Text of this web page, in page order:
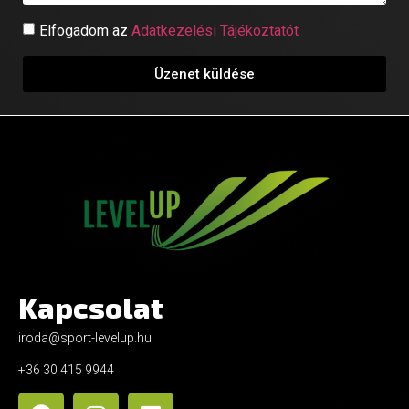
Elfogadom az Adatkezelési Tájékoztatót
Üzenet küldése
Kapcsolat
iroda@sport-levelup.hu
+36 30 415 9944